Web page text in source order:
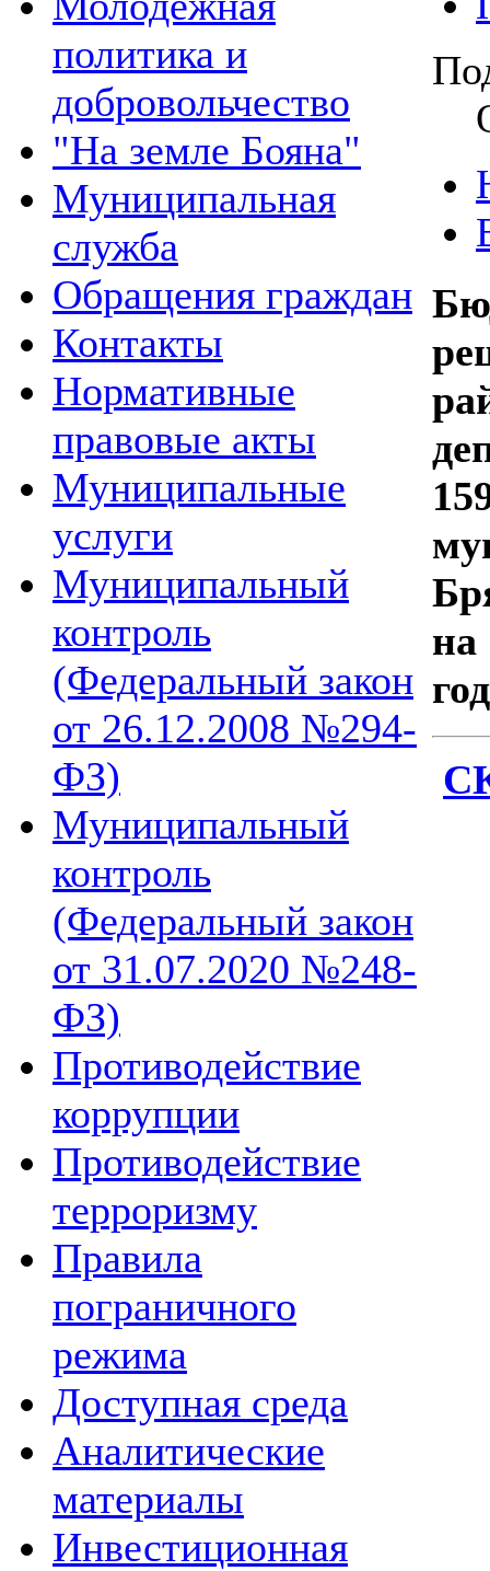
политика и
добровольчество
"На земле Бояна"
Муниципальная
служба
Обращения граждан
Контакты
Нормативные
правовые акты
Муниципальные
услуги
Муниципальный
контроль
(Федеральный закон
от 26.12.2008 №294-
ФЗ)
Муниципальный
контроль
(Федеральный закон
от 31.07.2020 №248-
ФЗ)
Противодействие
коррупции
Противодействие
терроризму
Правила
пограничного
режима
Доступная среда
Аналитические
материалы
Инвестиционная
на